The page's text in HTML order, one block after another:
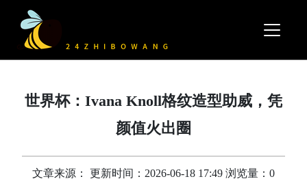
世界杯：Ivana Knoll格纹造型助威，凭
颜值火出圈
文章来源： 更新时间：2026-06-18 17:49 浏览量：0